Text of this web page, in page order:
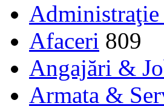
Administraţie
Afaceri 809
Angajări &
Armata &